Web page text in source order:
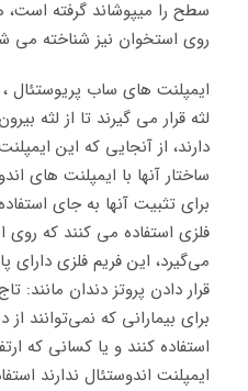
سطح را میپوشاند گرفته
روی استخوان نیز شناخته می
ایمپلنت های ساب پریوستئال
لثه قرار می گیرند تا از لثه
دارند، از آنجایی که این
ساختار آنها با ایمپلنت های
برای تثبیت آنها به جای
فلزی استفاده می کنند که روی
می‌گیرد، این فریم فلزی دارای
قرار دادن پروتز دندان مانند:
برای بیمارانی که نمی‌توانند
استفاده کنند و یا کسانی که
ایمپلنت اندوستئال ندارند